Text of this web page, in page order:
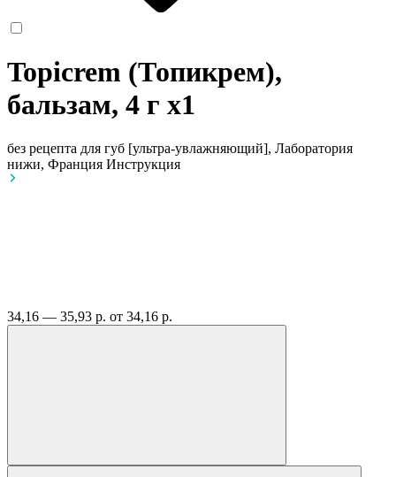
Topicrem (Топикрем),
бальзам, 4 г x1
без рецепта для губ [ультра-увлажняющий], Лаборатория
нижи, Франция Инструкция
34,16 — 35,93 р. от 34,16 р.